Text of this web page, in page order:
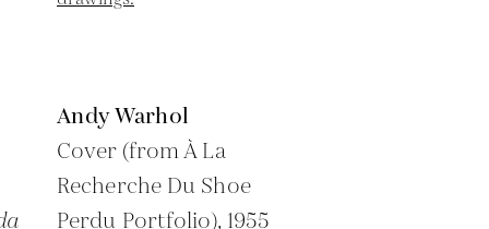
Andy Warhol
Cover (from À La
Recherche Du Shoe
Perdu Portfolio), 1955